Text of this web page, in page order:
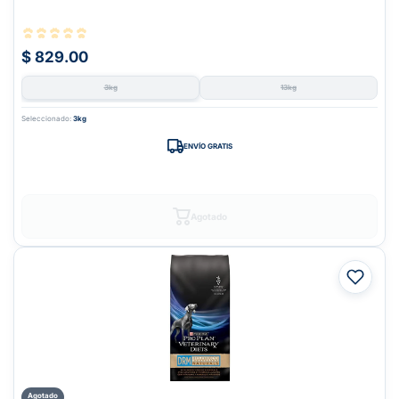
$ 829.00
3kg 13kg
Seleccionado: 3kg
ENVÍO GRATIS
Agotado